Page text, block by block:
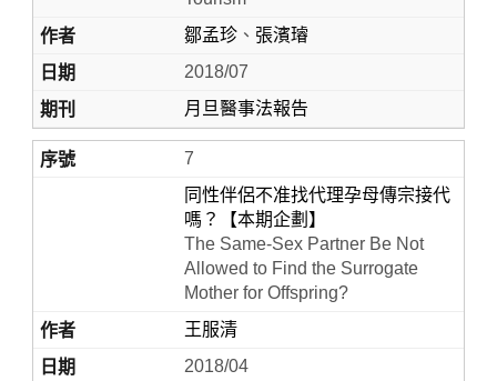
鄒孟珍、 張濱璿
2018/07
月旦醫事法報告
7
同性伴侶不准找代理孕母傳宗接代
嗎？【本期企劃】
The Same-Sex Partner Be Not
Allowed to Find the Surrogate
Mother for Offspring?
王服清
2018/04